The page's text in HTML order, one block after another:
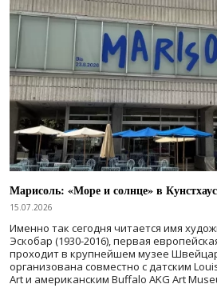
Марисоль: «Море и солнце» в
15.07.2026
Именно так сегодня читается имя
Эскобар (1930-2016), первая
проходит в крупнейшем музее
организована совместно с датским
Art и американским Buffalo AKG Art